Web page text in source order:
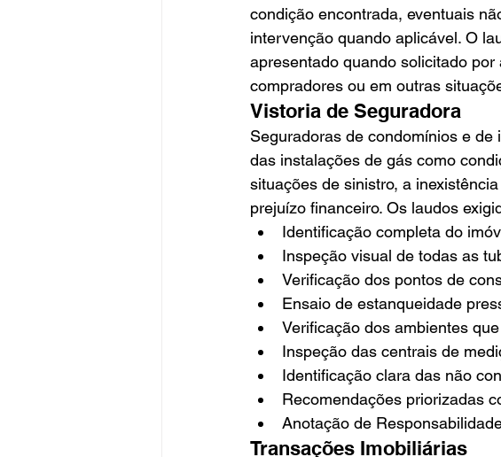
condição encontrada, eventuais
intervenção quando aplicável. O
apresentado quando solicitado
compradores ou em outras
Vistoria de Seguradora
Seguradoras de condomínios e
das instalações de gás como
situações de sinistro, a
prejuízo financeiro. Os laudos
Identificação completa do
Inspeção visual de todas as
Verificação dos pontos de
Ensaio de estanqueidade
Verificação dos ambientes
Inspeção das centrais de
Identificação clara das não
Recomendações priorizadas
Anotação de
Transações Imobiliárias